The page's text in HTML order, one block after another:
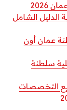
الدليل الشامل
عمان أون
سلطنة
التخصصات